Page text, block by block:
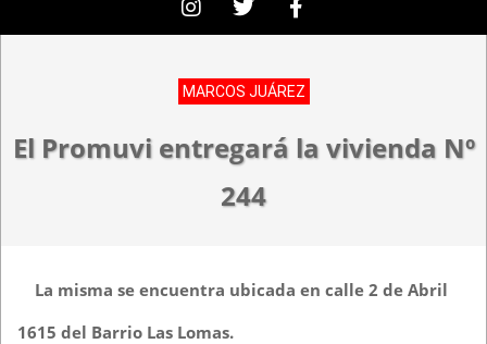
MARCOS JUÁREZ
El Promuvi entregará la vivienda Nº
244
La misma se encuentra ubicada en calle 2 de Abril
1615 del Barrio Las Lomas.